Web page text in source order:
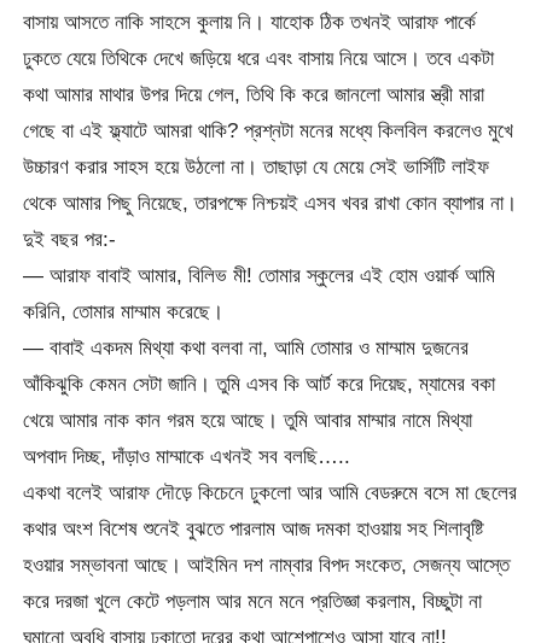
বাসায় আসতে নাকি সাহসে কুলায় নি। যাহোক ঠিক তখনই আরাফ পার্কে
ঢুকতে যেয়ে তিথিকে দেখে জড়িয়ে ধরে এবং বাসায় নিয়ে আসে। তবে একটা
কথা আমার মাথার উপর দিয়ে গেল, তিথি কি করে জানলো আমার স্ত্রী মারা
গেছে বা এই ফ্ল্যাটে আমরা থাকি? প্রশ্নটা মনের মধ্যে কিলবিল করলেও মুখে
উচ্চারণ করার সাহস হয়ে উঠলো না। তাছাড়া যে মেয়ে সেই ভার্সিটি লাইফ
থেকে আমার পিছু নিয়েছে, তারপক্ষে নিশ্চয়ই এসব খবর রাখা কোন ব্যাপার না।
দুই বছর পর:-
— আরাফ বাবাই আমার, বিলিভ মী! তোমার স্কুলের এই হোম ওয়ার্ক আমি
করিনি, তোমার মাম্মাম করেছে।
— বাবাই একদম মিথ্যা কথা বলবা না, আমি তোমার ও মাম্মাম দুজনের
আঁকিঝুকি কেমন সেটা জানি। তুমি এসব কি আর্ট করে দিয়েছ, ম্যামের বকা
খেয়ে আমার নাক কান গরম হয়ে আছে। তুমি আবার মাম্মার নামে মিথ্যা
অপবাদ দিচ্ছ, দাঁড়াও মাম্মাকে এখনই সব বলছি…..
একথা বলেই আরাফ দৌড়ে কিচেনে ঢুকলো আর আমি বেডরুমে বসে মা ছেলের
কথার অংশ বিশেষ শুনেই বুঝতে পারলাম আজ দমকা হাওয়ায় সহ শিলাবৃষ্টি
হওয়ার সম্ভাবনা আছে। আইমিন দশ নাম্বার বিপদ সংকেত, সেজন্য আস্তে
করে দরজা খুলে কেটে পড়লাম আর মনে মনে প্রতিজ্ঞা করলাম, বিচ্ছুটা না
ঘুমানো অবধি বাসায় ঢুকাতো দূরের কথা আশেপাশেও আসা যাবে না!!